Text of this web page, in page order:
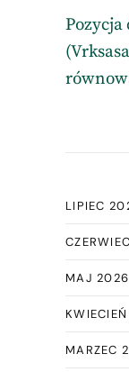
Pozycja
LIPIEC
MAJ 2026
MARZEC